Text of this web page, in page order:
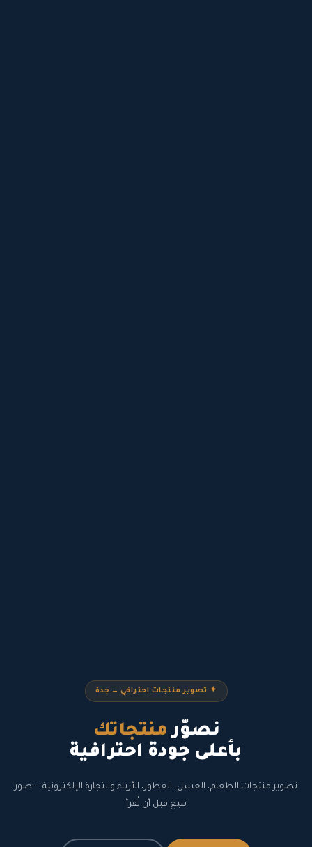
✦ تصوير منتجات احترافي — جدة
نصوّر منتجاتك
بأعلى جودة احترافية
تصوير منتجات الطعام، العسل، العطور، الأزياء والتجارة الإلكترونية — صور
تبيع قبل أن تُقرأ